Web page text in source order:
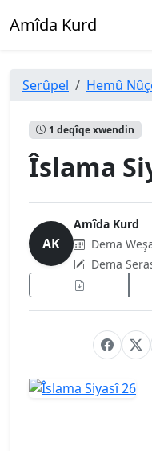
Amîda Kurd
Serûpel Hemû
1 deqîqe xwendin
Îslama
AK
Amîda Kurd
Dema
Dema